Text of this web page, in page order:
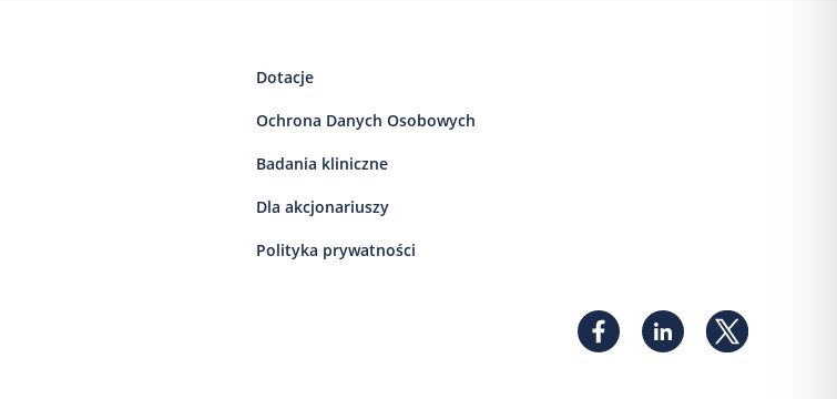
Dotacje
Ochrona Danych Osobowych
Badania kliniczne
Dla akcjonariuszy
Polityka prywatności